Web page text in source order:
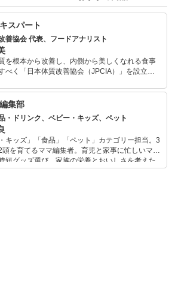
スパート
善協会 代表、フードアナリスト
を根本から改善し、内側から美しくなれる食事
べく「日本体質改善協会（JPCIA）」を設立。
携し、体質改善を目的とする食事指導を行う。
メディアにて食にまつわる美容・健康情報や今
入れられる簡単ダイエット・体質改善メソッド
ト協会主催・食の親善大
のなでしこ」グランプリ受賞。
集部
・ドリンク、ベビー・キッズ、ペット
キッズ」「食品」「ペット」カテゴリー担当。3
頭を育てるママ編集者。育児と家事に忙しいママ
短グッズ選び、家族の栄養とおいしさを考えた
束の間のリラックスタイムを楽しむためのスイ